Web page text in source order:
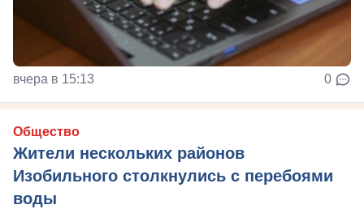
вчера в 15:13 0
Общество
Жители нескольких районов
Изобильного столкнулись с перебоями
воды